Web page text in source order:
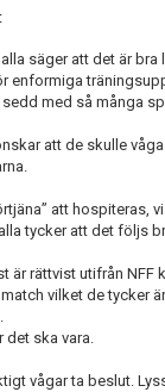
säger att det är bra
enformiga
med så många
att de skulle
att hospiteras,
tycker att det följs
rättvist utifrån NFF
vilket de tycker
det ska vara.
vågar ta beslut.